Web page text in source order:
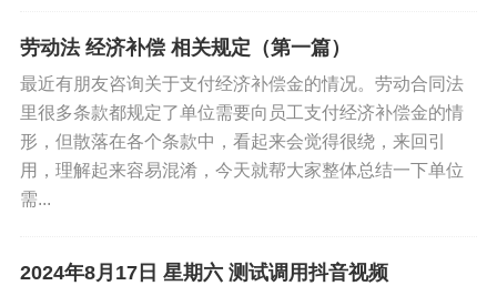
劳动法 经济补偿 相关规定（第一篇）
最近有朋友咨询关于支付经济补偿金的情况。劳动合同法
里很多条款都规定了单位需要向员工支付经济补偿金的情
形，但散落在各个条款中，看起来会觉得很绕，来回引
用，理解起来容易混淆，今天就帮大家整体总结一下单位
需...
2024年8月17日 星期六 测试调用抖音视频